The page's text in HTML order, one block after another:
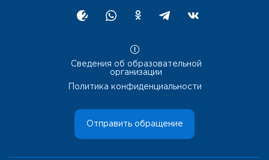
Отправить обращение
Сведения об образовательной
организации
Политика конфиденциальности